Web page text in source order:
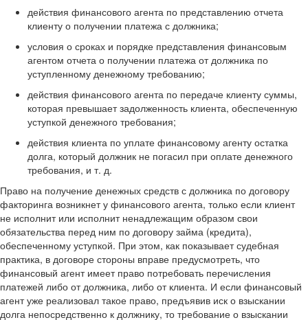
действия финансового агента по представлению отчета
клиенту о получении платежа с должника;
условия о сроках и порядке представления финансовым
агентом отчета о получении платежа от должника по
уступленному денежному требованию;
действия финансового агента по передаче клиенту суммы,
которая превышает задолженность клиента, обеспеченную
уступкой денежного требования;
действия клиента по уплате финансовому агенту остатка
долга, который должник не погасил при оплате денежного
требования, и т. д.
Право на получение денежных средств с должника по договору
факторинга возникнет у финансового агента, только если клиент
не исполнит или исполнит ненадлежащим образом свои
обязательства перед ним по договору займа (кредита),
обеспеченному уступкой. При этом, как показывает судебная
практика, в договоре стороны вправе предусмотреть, что
финансовый агент имеет право потребовать перечисления
платежей либо от должника, либо от клиента. И если финансовый
агент уже реализовал такое право, предъявив иск о взыскании
долга непосредственно к должнику, то требование о взыскании